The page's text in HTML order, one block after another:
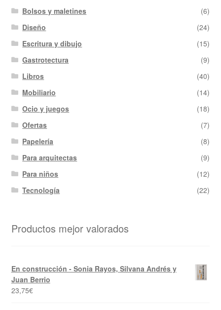
Bolsos y maletines
(6)
Diseño
(24)
Escritura y dibujo
(15)
Gastrotectura
(9)
Libros
(40)
Mobiliario
(14)
Ocio y juegos
(18)
Ofertas
(7)
Papelería
(8)
Para arquitectas
(9)
Para niños
(12)
Tecnología
(22)
Productos mejor valorados
En construcción - Sonia Rayos, Silvana Andrés y
Juan Berrio
23,75€